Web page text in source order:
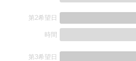
第2希望日
時間
第3希望日